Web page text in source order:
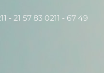
- 21 57 83 0211 - 67 49